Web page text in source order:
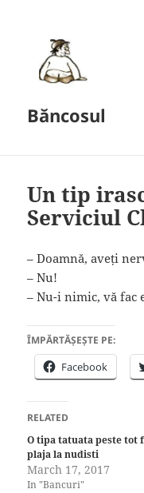
Băncosul
Un tip
Serviciul
– Doamnă, aveți
– Nu!
– Nu-i nimic, vă fac
ÎMPĂRTĂȘEȘTE PE:
Facebook
RELATED
O tipa tatuata peste tot
plaja la nudisti
March 17, 2017
In "Bancuri"